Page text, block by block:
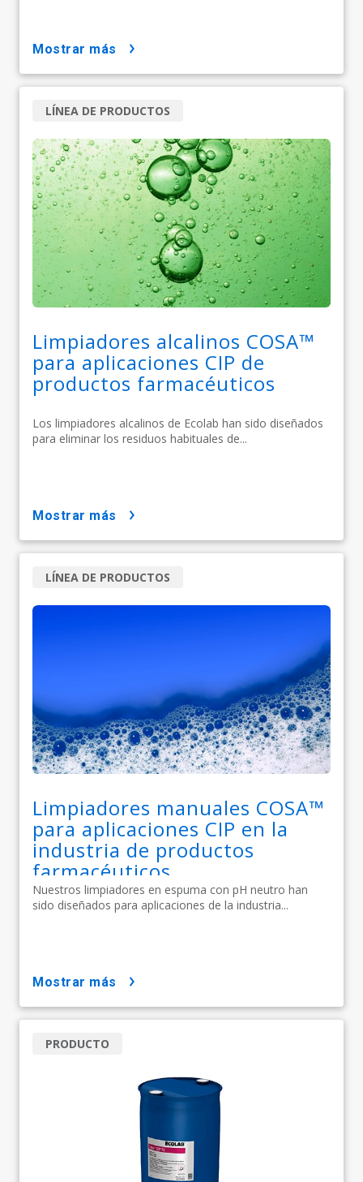
mostrar más
Limpiadores alcalinos COSA™
para aplicaciones CIP de
productos farmacéuticos
Los limpiadores alcalinos de Ecolab han sido diseñados
para eliminar los residuos habituales de...
LÍNEA DE PRODUCTOS
mostrar más
Limpiadores manuales COSA™
para aplicaciones CIP en la
industria de productos
farmacéuticos
Nuestros limpiadores en espuma con pH neutro han
sido diseñados para aplicaciones de la industria...
LÍNEA DE PRODUCTOS
mostrar más
PRODUCTO